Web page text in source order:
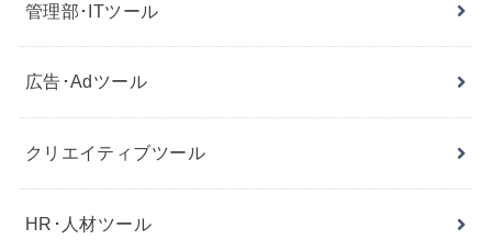
管理部･ITツール
広告･Adツール
クリエイティブツール
HR･人材ツール